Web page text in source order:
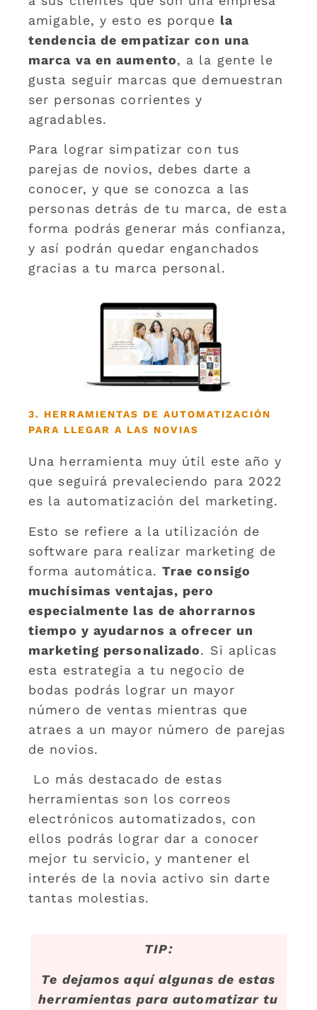
amigable, y esto es porque la
tendencia de empatizar con una
marca va en aumento, a la gente le
gusta seguir marcas que demuestran
ser personas corrientes y
agradables.
Para lograr simpatizar con tus
parejas de novios, debes darte a
conocer, y que se conozca a las
personas detrás de tu marca, de esta
forma podrás generar más confianza,
y así podrán quedar enganchados
gracias a tu marca personal.
3. HERRAMIENTAS DE AUTOMATIZACIÓN
PARA LLEGAR A LAS NOVIAS
Una herramienta muy útil este año y
que seguirá prevaleciendo para 2022
es la automatización del marketing.
Esto se refiere a la utilización de
software para realizar marketing de
forma automática. Trae consigo
muchísimas ventajas, pero
especialmente las de ahorrarnos
tiempo y ayudarnos a ofrecer un
marketing personalizado. Si aplicas
esta estrategia a tu negocio de
bodas podrás lograr un mayor
número de ventas mientras que
atraes a un mayor número de parejas
de novios.
Lo más destacado de estas
herramientas son los correos
electrónicos automatizados, con
ellos podrás lograr dar a conocer
mejor tu servicio, y mantener el
interés de la novia activo sin darte
tantas molestias.
TIP:
Te dejamos aquí algunas de estas
herramientas para automatizar tu